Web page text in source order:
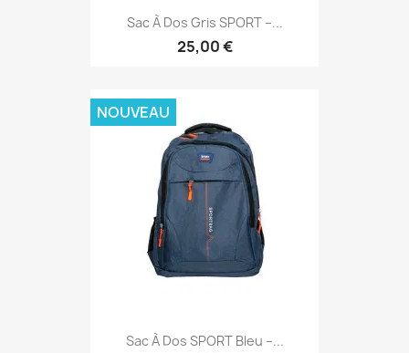
Sac À Dos Gris SPORT –...
25,00 €
Sac À Dos SPORT Bleu –...
NOUVEAU